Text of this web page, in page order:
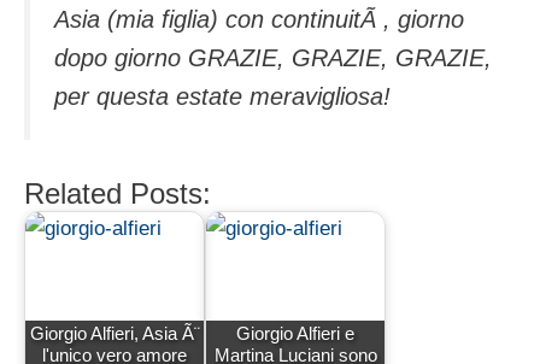
Asia (mia figlia) con continuitÃ , giorno
dopo giorno GRAZIE, GRAZIE, GRAZIE,
per questa estate meravigliosa!
Related Posts:
Giorgio Alfieri, Asia Ã¨
l'unico vero amore
Giorgio Alfieri e
Martina Luciani sono